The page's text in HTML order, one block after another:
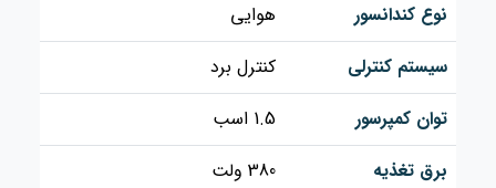
نوع کندانسور
هوایی
سیستم کنترلی
کنترل برد
توان کمپرسور
1.5 اسب
برق تغذیه
380 ولت